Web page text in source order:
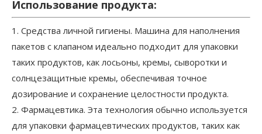
Использование продукта:
1. Средства личной гигиены. Машина для наполнения
пакетов с клапаном идеально подходит для упаковки
таких продуктов, как лосьоны, кремы, сыворотки и
солнцезащитные кремы, обеспечивая точное
дозирование и сохранение целостности продукта.
2. Фармацевтика. Эта технология обычно используется
для упаковки фармацевтических продуктов, таких как